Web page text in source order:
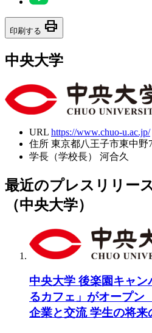
印刷する print
中央大学
URL https://www.chuo-u.ac.jp/
住所 東京都八王子市東中野
学長（学校長）
河合久
最近のプレスリリー
（中央大学）
中央大学 後楽園キャ
るカフェ」がオープ
企業と交流 学生の将来